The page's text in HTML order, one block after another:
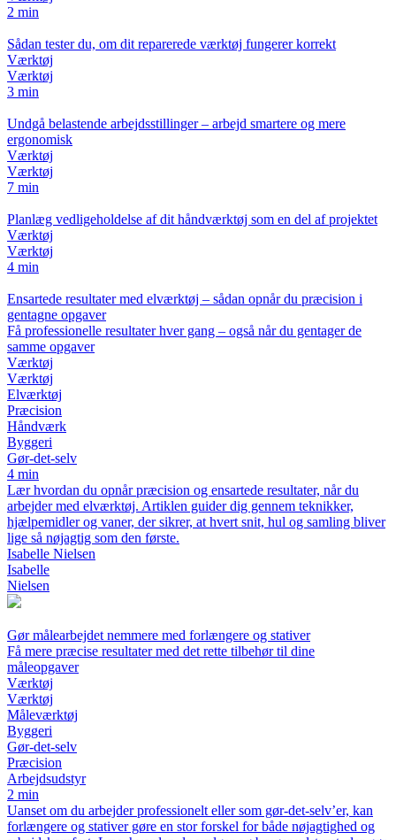
2 min
Sådan tester du, om dit reparerede værktøj fungerer korrekt
Værktøj
Værktøj
3 min
Undgå belastende arbejdsstillinger – arbejd smartere og mere
ergonomisk
Værktøj
Værktøj
7 min
Planlæg vedligeholdelse af dit håndværktøj som en del af projektet
Værktøj
Værktøj
4 min
Ensartede resultater med elværktøj – sådan opnår du præcision i
gentagne opgaver
Få professionelle resultater hver gang – også når du gentager de
samme opgaver
Værktøj
Værktøj
Elværktøj
Præcision
Håndværk
Byggeri
Gør-det-selv
4 min
Lær hvordan du opnår præcision og ensartede resultater, når du
arbejder med elværktøj. Artiklen guider dig gennem teknikker,
hjælpemidler og vaner, der sikrer, at hvert snit, hul og samling bliver
lige så nøjagtig som den første.
Isabelle Nielsen
Isabelle
Nielsen
Gør målearbejdet nemmere med forlængere og stativer
Få mere præcise resultater med det rette tilbehør til dine
måleopgaver
Værktøj
Værktøj
Måleværktøj
Byggeri
Gør-det-selv
Præcision
Arbejdsudstyr
2 min
Uanset om du arbejder professionelt eller som gør-det-selv’er, kan
forlængere og stativer gøre en stor forskel for både nøjagtighed og